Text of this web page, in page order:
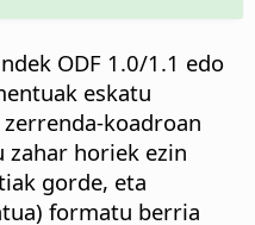
ODF 1.0/1.1 edo
eskatu
koadroan
zahar horiek ezin
gorde, eta
formatu berria